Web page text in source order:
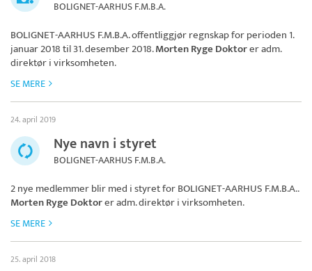
BOLIGNET-AARHUS F.M.B.A.
BOLIGNET-AARHUS F.M.B.A.offentliggjør regnskap for perioden 1.
januar 2018 til 31. desember 2018.Morten Ryge Doktorer adm.
direktør i virksomheten.
SE MERE
24. april 2019
Nye navn i styret
BOLIGNET-AARHUS F.M.B.A.
2 nye medlemmer blir med i styret forBOLIGNET-AARHUS F.M.B.A..
Morten Ryge Doktorer adm. direktør i virksomheten.
SE MERE
25. april 2018